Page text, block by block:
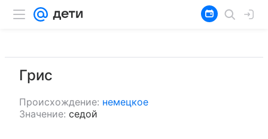
Грис
Происхождение: немецкое
Значение: седой